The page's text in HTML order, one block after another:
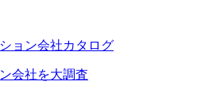
会社を大調査